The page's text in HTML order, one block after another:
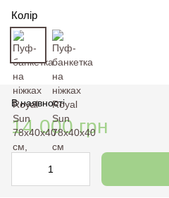
Колір
В наявності
14 000 грн